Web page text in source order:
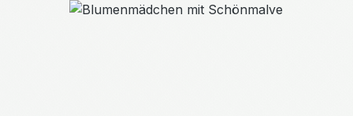
Bildergalerie überspringen